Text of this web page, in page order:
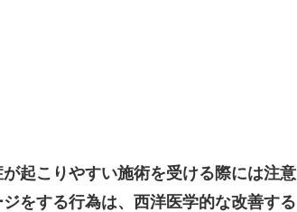
起こりやすい施術を受ける際には注意
をする行為は、西洋医学的な改善する